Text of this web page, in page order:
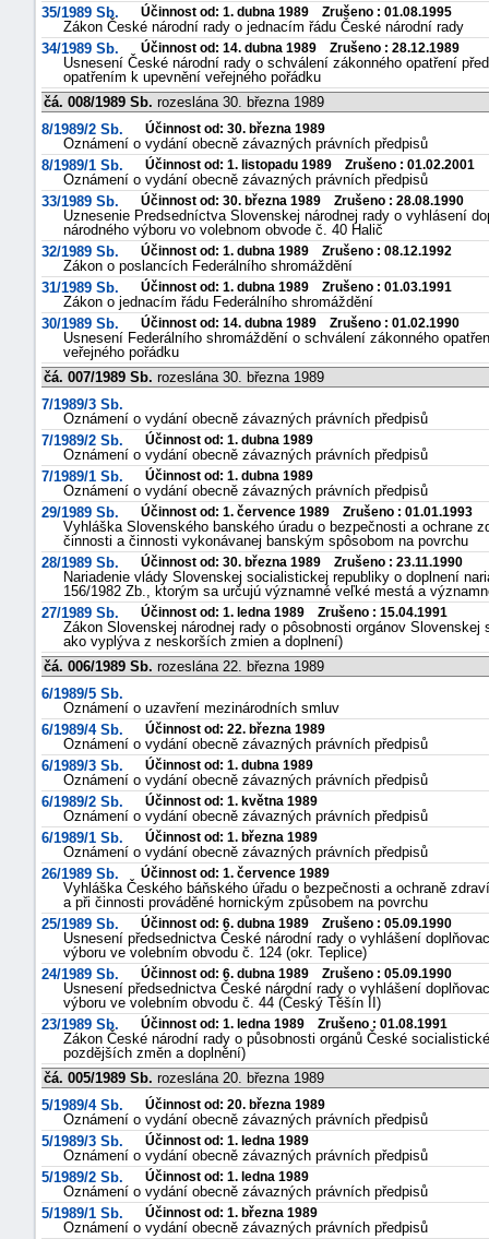
35/1989 Sb.
Účinnost od: 1. dubna 1989 Zrušeno : 01.08.1995
Zákon České národní rady o jednacím řádu České národní rady
34/1989 Sb.
Účinnost od: 14. dubna 1989 Zrušeno : 28.12.1989
Usnesení České národní rady o schválení zákonného opatření
opatřením k upevnění veřejného pořádku
čá. 008/1989 Sb. rozeslána 30. března 1989
8/1989/2 Sb.
Účinnost od: 30. března 1989
Oznámení o vydání obecně závazných právních předpisů
8/1989/1 Sb.
Účinnost od: 1. listopadu 1989 Zrušeno : 01.02.2001
Oznámení o vydání obecně závazných právních předpisů
33/1989 Sb.
Účinnost od: 30. března 1989 Zrušeno : 28.08.1990
Uznesenie Predsedníctva Slovenskej národnej rady o vyhlásení
národného výboru vo volebnom obvode č. 40 Halič
32/1989 Sb.
Účinnost od: 1. dubna 1989 Zrušeno : 08.12.1992
Zákon o poslancích Federálního shromáždění
31/1989 Sb.
Účinnost od: 1. dubna 1989 Zrušeno : 01.03.1991
Zákon o jednacím řádu Federálního shromáždění
30/1989 Sb.
Účinnost od: 14. dubna 1989 Zrušeno : 01.02.1990
Usnesení Federálního shromáždění o schválení zákonného
veřejného pořádku
čá. 007/1989 Sb. rozeslána 30. března 1989
7/1989/3 Sb.
Oznámení o vydání obecně závazných právních předpisů
7/1989/2 Sb.
Účinnost od: 1. dubna 1989
Oznámení o vydání obecně závazných právních předpisů
7/1989/1 Sb.
Účinnost od: 1. dubna 1989
Oznámení o vydání obecně závazných právních předpisů
29/1989 Sb.
Účinnost od: 1. července 1989 Zrušeno : 01.01.1993
Vyhláška Slovenského banského úradu o bezpečnosti a ochrane
činnosti a činnosti vykonávanej banským spôsobom na povrchu
28/1989 Sb.
Účinnost od: 30. března 1989 Zrušeno : 23.11.1990
Nariadenie vlády Slovenskej socialistickej republiky o doplnení
156/1982 Zb., ktorým sa určujú významné veľké mestá a
27/1989 Sb.
Účinnost od: 1. ledna 1989 Zrušeno : 15.04.1991
Zákon Slovenskej národnej rady o pôsobnosti orgánov
ako vyplýva z neskorších zmien a doplnení)
čá. 006/1989 Sb. rozeslána 22. března 1989
6/1989/5 Sb.
Oznámení o uzavření mezinárodních smluv
6/1989/4 Sb.
Účinnost od: 22. března 1989
Oznámení o vydání obecně závazných právních předpisů
6/1989/3 Sb.
Účinnost od: 1. dubna 1989
Oznámení o vydání obecně závazných právních předpisů
6/1989/2 Sb.
Účinnost od: 1. května 1989
Oznámení o vydání obecně závazných právních předpisů
6/1989/1 Sb.
Účinnost od: 1. března 1989
Oznámení o vydání obecně závazných právních předpisů
26/1989 Sb.
Účinnost od: 1. července 1989
Vyhláška Českého báňského úřadu o bezpečnosti a ochraně
a při činnosti prováděné hornickým způsobem na povrchu
25/1989 Sb.
Účinnost od: 6. dubna 1989 Zrušeno : 05.09.1990
Usnesení předsednictva České národní rady o vyhlášení
výboru ve volebním obvodu č. 124 (okr. Teplice)
24/1989 Sb.
Účinnost od: 6. dubna 1989 Zrušeno : 05.09.1990
Usnesení předsednictva České národní rady o vyhlášení
výboru ve volebním obvodu č. 44 (Český Těšín II)
23/1989 Sb.
Účinnost od: 1. ledna 1989 Zrušeno : 01.08.1991
Zákon České národní rady o působnosti orgánů České
pozdějších změn a doplnění)
čá. 005/1989 Sb. rozeslána 20. března 1989
5/1989/4 Sb.
Účinnost od: 20. března 1989
Oznámení o vydání obecně závazných právních předpisů
5/1989/3 Sb.
Účinnost od: 1. ledna 1989
Oznámení o vydání obecně závazných právních předpisů
5/1989/2 Sb.
Účinnost od: 1. ledna 1989
Oznámení o vydání obecně závazných právních předpisů
5/1989/1 Sb.
Účinnost od: 1. března 1989
Oznámení o vydání obecně závazných právních předpisů